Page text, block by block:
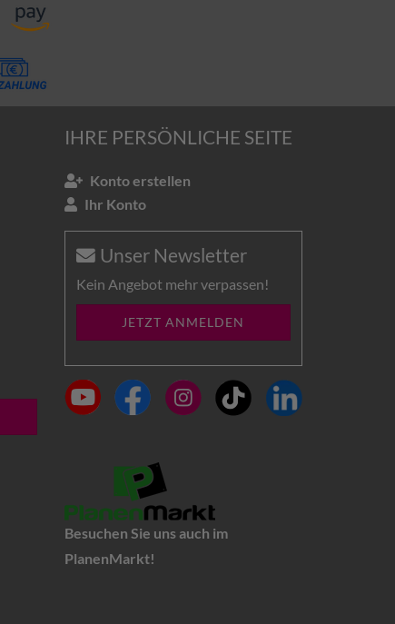
IHRE PERSÖNLICHE SEITE
Konto erstellen
Ihr Konto
Unser Newsletter
Kein Angebot mehr verpassen!
JETZT ANMELDEN
Besuchen Sie uns auch im
PlanenMarkt!